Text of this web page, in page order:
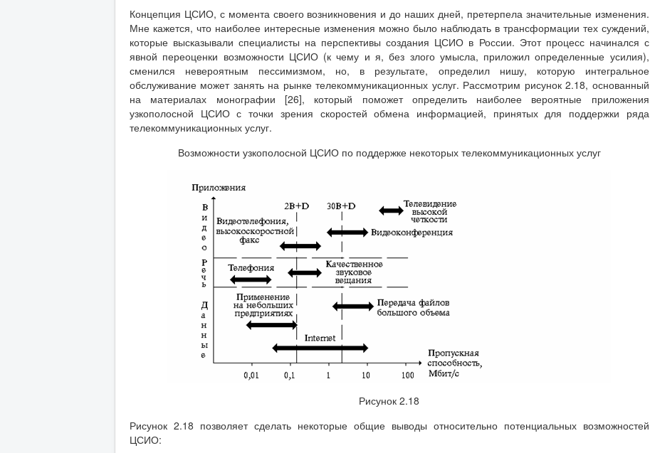
Концепция ЦСИО, с момента своего возникновения и до наших дней, претерпела значительные изменения.
Мне кажется, что наиболее интересные изменения можно было наблюдать в трансформации тех суждений,
которые высказывали специалисты на перспективы создания ЦСИО в России. Этот процесс начинался с
явной переоценки возможности ЦСИО (к чему и я, без злого умысла, приложил определенные усилия),
сменился невероятным пессимизмом, но, в результате, определил нишу, которую интегральное
обслуживание может занять на рынке телекоммуникационных услуг. Рассмотрим рисунок 2.18, основанный
на материалах монографии [26], который поможет определить наиболее вероятные приложения
узкополосной ЦСИО с точки зрения скоростей обмена информацией, принятых для поддержки ряда
телекоммуникационных услуг.
Возможности узкополосной ЦСИО по поддержке некоторых телекоммуникационных услуг
Рисунок 2.18
Рисунок 2.18 позволяет сделать некоторые общие выводы относительно потенциальных возможностей
ЦСИО: